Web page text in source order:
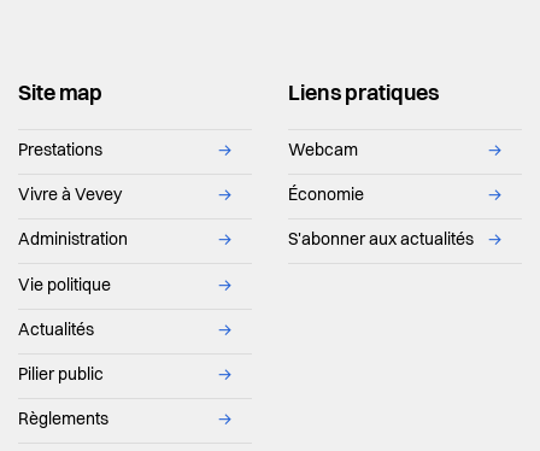
Site map
Prestations →
Vivre à Vevey →
Administration →
Vie politique →
Actualités →
Pilier public →
Règlements →
Liens pratiques
Webcam →
Économie →
S'abonner aux actualités →